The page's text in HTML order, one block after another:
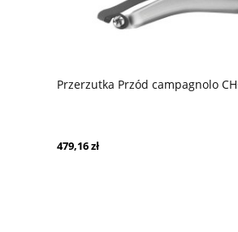
Przerzutka Przód campagnolo
479,16 zł